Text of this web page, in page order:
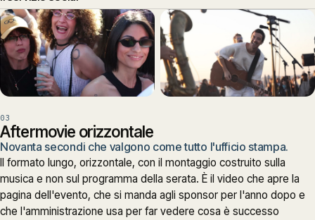
03
Aftermovie orizzontale
Novanta secondi che valgono come tutto l'ufficio stampa.
Il formato lungo, orizzontale, con il montaggio costruito sulla
musica e non sul programma della serata. È il video che apre la
pagina dell'evento, che si manda agli sponsor per l'anno dopo e
che l'amministrazione usa per far vedere cosa è successo